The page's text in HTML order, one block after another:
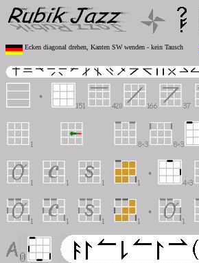
Ecken diagonal drehen, Kanten SW wenden - kein Tausch